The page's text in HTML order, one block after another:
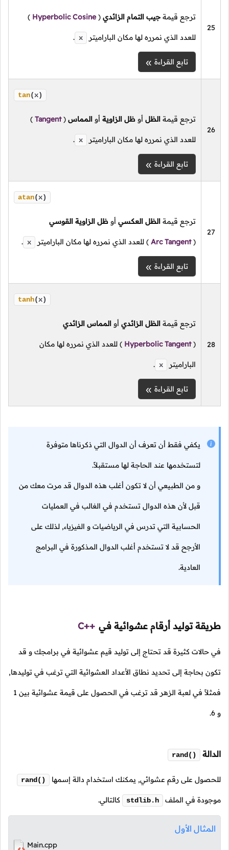
25
ترجع قيمة جيب التمام الزائدي (
Hyperbolic Cosine
)
للعدد الذي نمرره لها مكان الباراميتر x
.
تابع القراءة
26
tan(x)
ترجع قيمة الظل أو ظل الزاوية أو المماس (
Tangent
)
للعدد الذي نمرره لها مكان الباراميتر x
.
تابع القراءة
27
atan(x)
ترجع قيمة الظل العكسي أو ظل الزاوية القوسي
(
Arc Tangent
) للعدد الذي نمرره لها مكان الباراميتر x
.
تابع القراءة
28
tanh(x)
ترجع قيمة الظل الزائدي أو المماس الزائدي
(
Hyperbolic Tangent
) للعدد الذي نمرره لها مكان
الباراميتر x
.
تابع القراءة
يكفي فقط أن تعرف أن الدوال التي ذكرناها متوفرة
لتستخدمها عند الحاجة لها مستقبلاً.
و من الطبيعي أن لا تكون أغلب هذه الدوال قد مرت معك من
قبل لأن هذه الدوال تستخدم في الغالب في العمليات
الحسابية التي تدرس في الرياضيات و الفيزياء, لذلك على
الأرجح قد لا تستخدم أغلب الدوال المذكورة في البرامج
العادية.
طريقة توليد أرقام عشوائية في C++
في حالات كثيرة قد تحتاج إلى توليد قيم عشوائية في برامجك و قد
تكون بحاجة إلى تحديد نطاق الأعداد العشوائية التي ترغب في توليدها,
فمثلاً في لعبة الزهر قد ترغب في الحصول على قيمة عشوائية بين 1
و 6.
الدالة rand()
للحصول على رقم عشوائي, يمكنك استخدام دالة إسمها rand()
موجودة في الملف stdlib.h كالتالي.
المثال الأول
Main.cpp